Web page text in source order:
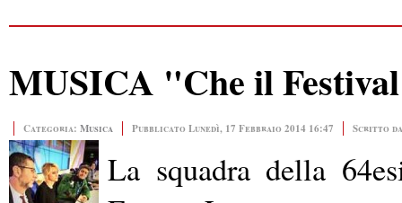
MUSICA "Che il
Categoria: Musica Pubblicato Lunedì, 17 Febbraio 2014 16:47 Scritto da
La squadra della